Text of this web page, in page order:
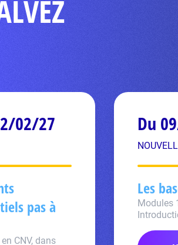
02/27
pas à
CNV, dans
Du
Les
Modules